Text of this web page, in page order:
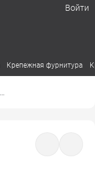
Войти
Крепежная фурнитура